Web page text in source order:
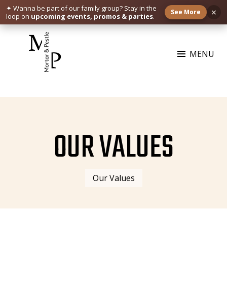
✦ Wanna be part of our family group? Stay in the
loop on upcoming events, promos & parties. See More ×
Skip
MENU
OUR VALUES
Our Values